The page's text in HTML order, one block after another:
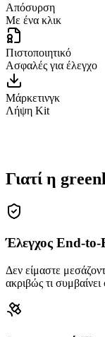
Απόσυρση
Με ένα κλικ
Πιστοποιητικό
Ασφαλές για έλεγχο
Μάρκετινγκ
Λήψη Kit
Γιατί η
Έλεγχος End-
Δεν είμαστε
ακριβώς τι